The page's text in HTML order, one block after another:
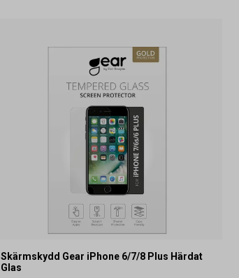
Skärmskydd Gear iPhone 6/7/8 Plus Härdat
Glas